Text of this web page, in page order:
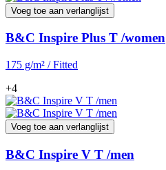
Voeg toe aan verlanglijst
B&C Inspire Plus T /women
175 g/m² / Fitted
+4
Voeg toe aan verlanglijst
B&C Inspire V T /men